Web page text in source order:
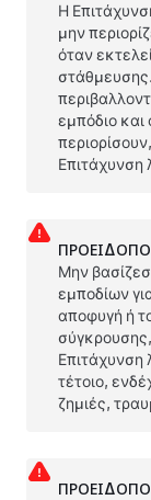
Η
μην
όταν
εμπόδιο και
Επιτάχυνση
Μην
εμποδίων
αποφυγή ή
Επιτάχυνση
τέτοιο,
ζημιές,